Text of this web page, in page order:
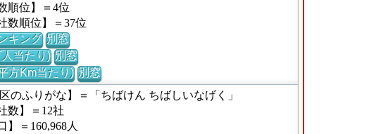
順位】＝4位
数順位】＝37位
キング 別窓
当たり) 別窓
方Km当たり) 別窓
のふりがな】＝「ちばけん ちばしいなげく」
数】＝12社
】＝160,968人